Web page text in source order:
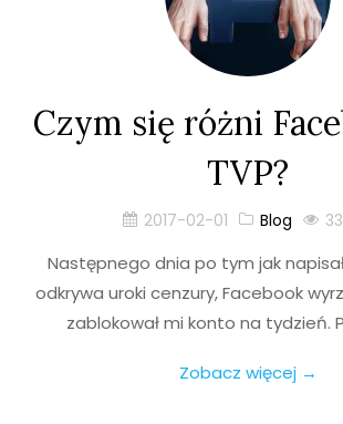
Czym się różni
TVP?
2017-02-01 Blog
Następnego dnia po tym jak
odkrywa uroki cenzury, Facebook
zablokował mi konto na tydzień.
Zobacz więcej →